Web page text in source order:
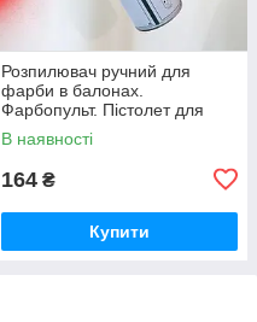
Розпилювач ручний для
фарби в балонах.
Фарбопульт. Пістолет для
фарби "Black ARTist"
В наявності
164 ₴
Купити